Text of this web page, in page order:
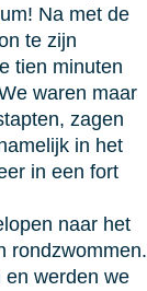
Na met de
te zijn
tien minuten
waren maar
zagen
in het
in een fort
naar het
rondzwommen.
en werden we